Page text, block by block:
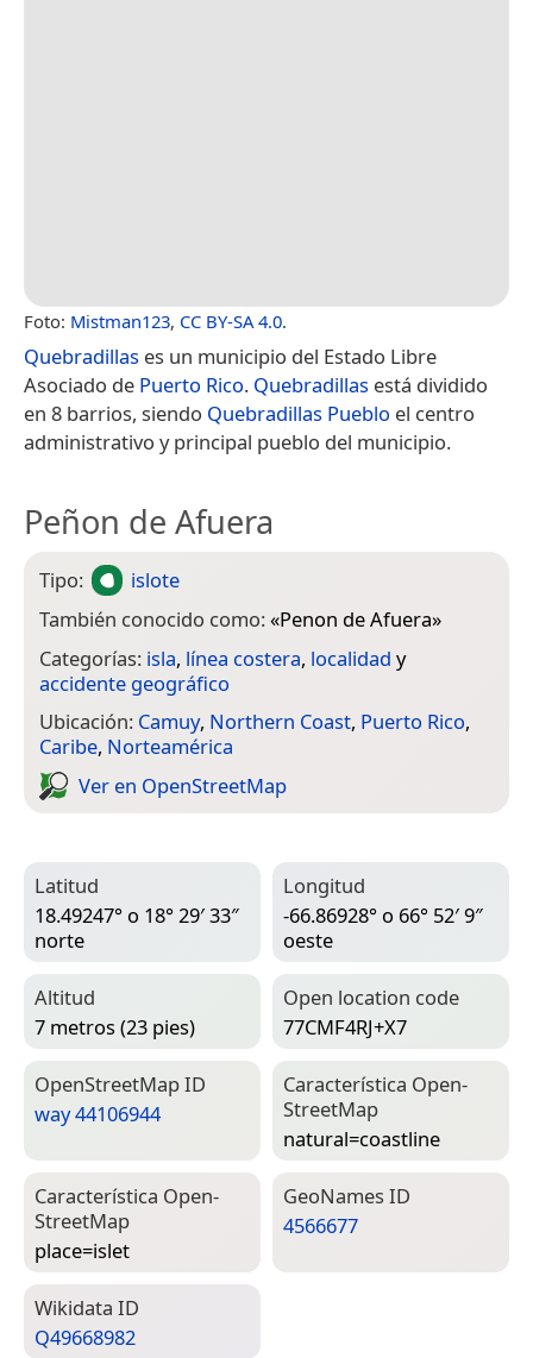
Foto: Mistman123, CC BY-SA 4.0.
Quebradillas es un municipio del Estado Libre
Asociado de Puerto Rico. Quebradillas está dividido
en 8 barrios, siendo Quebradillas Pueblo el centro
administrativo y principal pueblo del municipio.
Peñon de Afuera
Tipo:
islote
También conocido como:«Penon de Afuera»
Categorías: isla, línea costera, localidad y
accidente geográfico
Ubicación: Camuy, Northern Coast, Puerto Rico,
Caribe, Norteamérica
Ver en Open­Street­Map
Latitud
18.49247° o 18° 29′ 33″
norte
Longitud
-66.86928° o 66° 52′ 9″
oeste
Altitud
7 metros (23 pies)
Open location code
77CMF4RJ+X7
Open­Street­Map ID
way 44106944
Característica Open­
Street­Map
natural=­coastline
Característica Open­
Street­Map
place=­islet
Geo­Names ID
4566677
Wiki­data ID
Q49668982